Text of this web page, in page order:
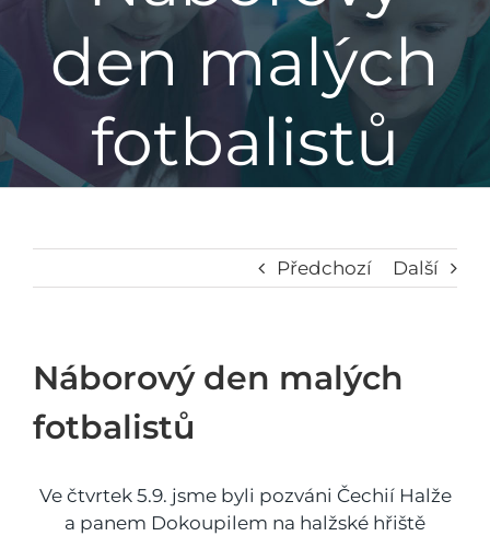
Základní škola
Mateřská škola
Družina
den malých
fotbalistů
Předchozí Další
Náborový den malých
fotbalistů
Ve čtvrtek 5.9. jsme byli pozváni Čechií Halže
a panem Dokoupilem na halžské hřiště